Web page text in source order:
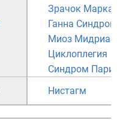
Зрачок Марка
Ганна
Миоз Мидриаз
Циклоплегия
Синдром
Нистагм